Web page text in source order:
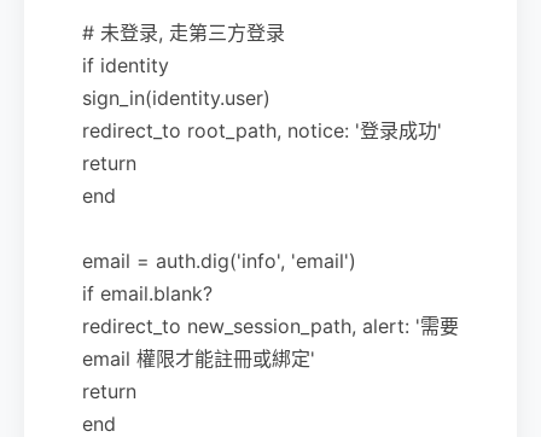
# 未登录, 走第三方登录
if identity
sign_in(identity.user)
redirect_to root_path, notice: '登录成功'
return
end
email = auth.dig('info', 'email')
if email.blank?
redirect_to new_session_path, alert: '需要
email 權限才能註冊或綁定'
return
end